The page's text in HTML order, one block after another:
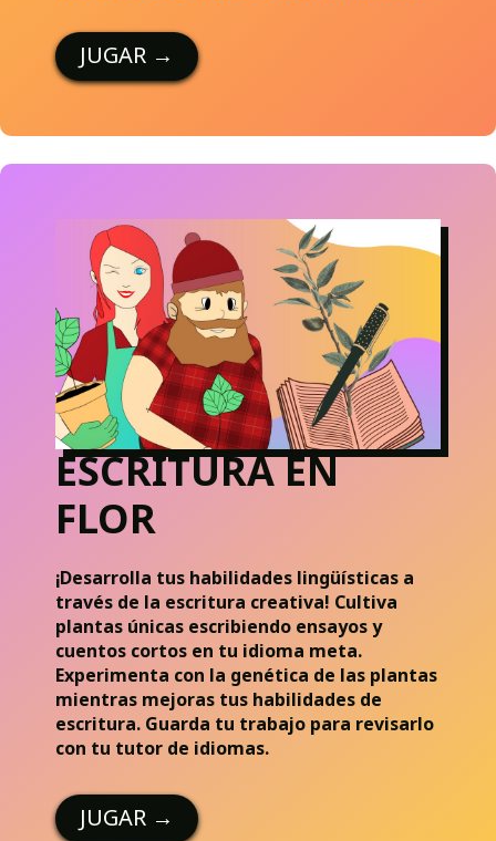
JUGAR →
ESCRITURA EN
FLOR
¡Desarrolla tus habilidades lingüísticas a
través de la escritura creativa! Cultiva
plantas únicas escribiendo ensayos y
cuentos cortos en tu idioma meta.
Experimenta con la genética de las plantas
mientras mejoras tus habilidades de
escritura. Guarda tu trabajo para revisarlo
con tu tutor de idiomas.
JUGAR →